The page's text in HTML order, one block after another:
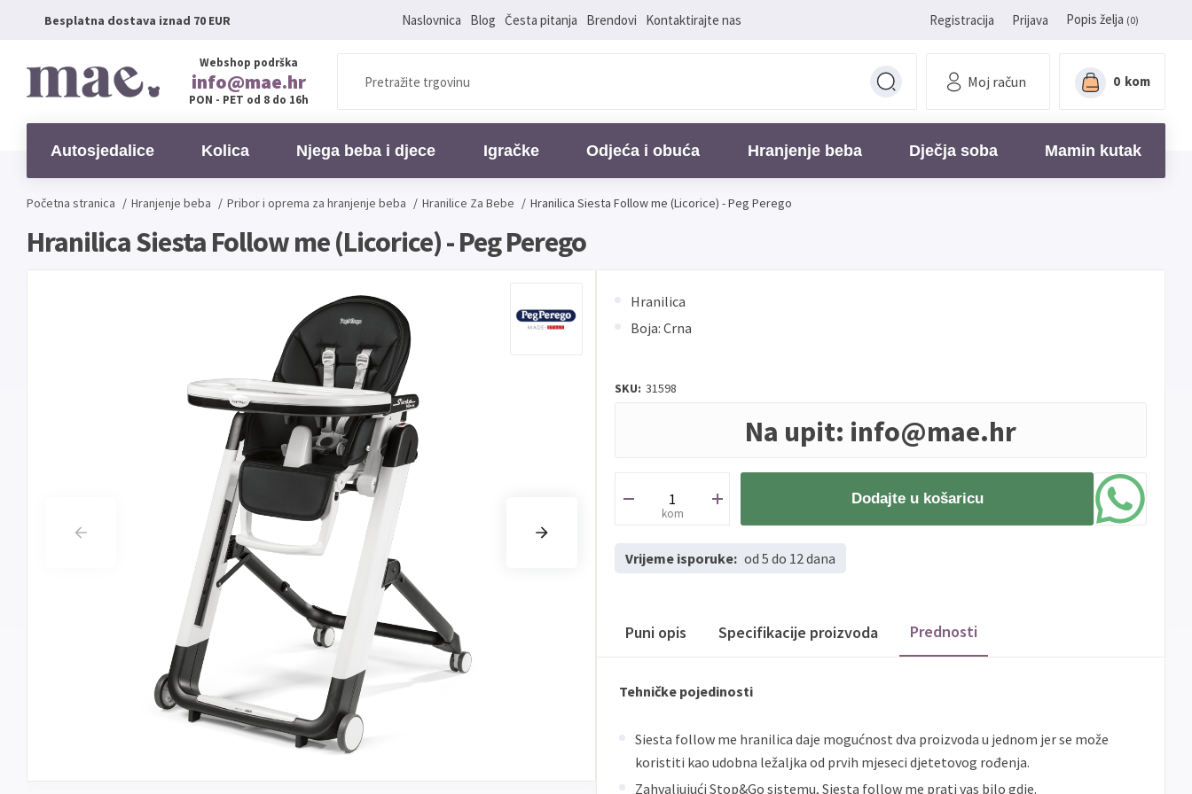
Besplatna dostava iznad 70 EUR Naslovnica Blog Česta pitanja Brendovi Kontaktirajte nas Registracija Prijava Popis želja (0)
Webshop podrška
info@mae.hr
PON - PET od 8 do 16h
Moj račun 0 kom
Autosjedalice Kolica Njega beba i djece Igračke Odjeća i obuća Hranjenje beba Dječja soba Mamin kutak
Početna stranica / Hranjenje beba / Pribor i oprema za hranjenje beba / Hranilice Za Bebe / Hranilica Siesta Follow me (Licorice) - Peg Perego
Hranilica Siesta Follow me (Licorice) - Peg Perego
Hranilica
Boja: Crna
SKU: 31598
Na upit: info@mae.hr
kom
Dodajte u košaricu
Vrijeme isporuke: od 5 do 12 dana
Puni opis Specifikacije proizvoda Prednosti
Tehničke pojedinosti
Siesta follow me hranilica daje mogućnost dva proizvoda u jednom jer se može
koristiti kao udobna ležaljka od prvih mjeseci djetetovog rođenja.
Zahvaljujući Stop&Go sistemu, Siesta follow me prati vas bilo gdje.